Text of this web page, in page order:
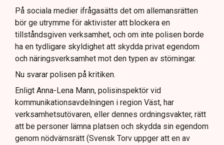
På sociala medier ifrågasätts det om allemansrätten
bör ge utrymme för aktivister att blockera en
tillståndsgiven verksamhet, och om inte polisen borde
ha en tydligare skyldighet att skydda privat egendom
och näringsverksamhet mot den typen av störningar.
Nu svarar polisen på kritiken.
Enligt Anna-Lena Mann, polisinspektör vid
kommunikationsavdelningen i region Väst, har
verksamhetsutövaren, eller dennes ordningsvakter, rätt
att be personer lämna platsen och skydda sin egendom
genom nödvärnsrätt (Svensk Torv uppger att en av